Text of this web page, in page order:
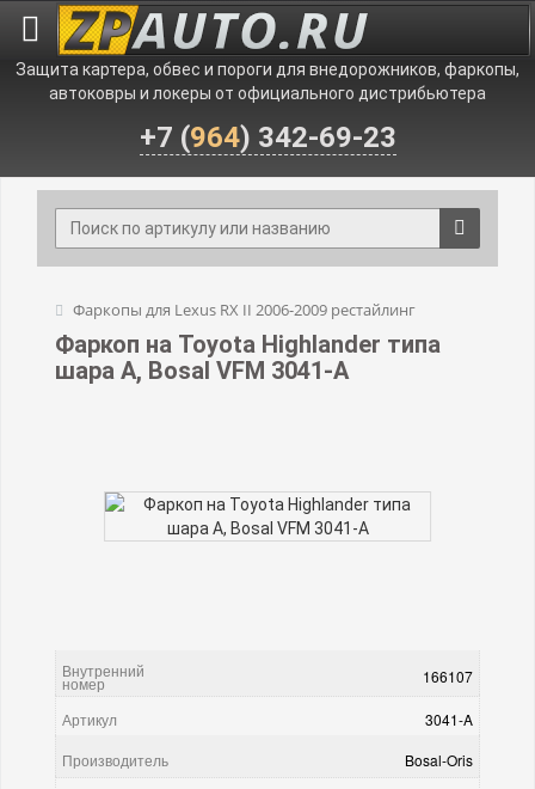
Защита картера, обвес и пороги для внедорожников, фаркопы,
автоковры и локеры от официального дистрибьютера
+7 (964) 342-69-23
Фаркопы для Lexus RX II 2006-2009 рестайлинг
Фаркоп на Toyota Highlander типа
шара A, Bosal VFM 3041-A
Внутренний
номер 166107
Артикул
3041-A
Производитель
Bosal-Oris